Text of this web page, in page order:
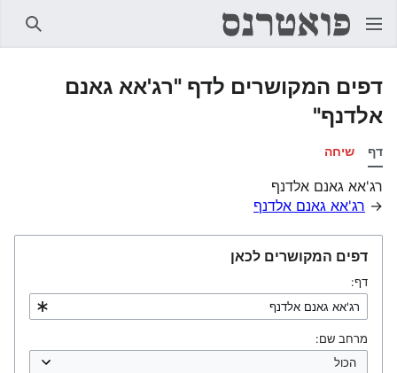
דפים המקושרים לדף "רג'אא גאנם
אלדנף"
דף שיחה
רג'אא גאנם אלדנף
→ רג'אא גאנם אלדנף
דפים המקושרים לכאן
דף:
מרחב שם: